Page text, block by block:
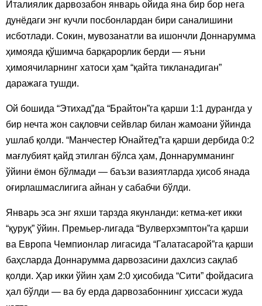
Италиялик дарвозабон январь ойида яна бир бор нега
дунёдаги энг кучли посбонлардан бири саналишини
исботлади. Сокин, мувозанатли ва ишончли Доннарумма
ҳимояда қўшимча барқарорлик берди — яъни
ҳимоячиларнинг хатоси ҳам “қайта тикланадиган”
даражага тушди.
Ой бошида “Этихад”да “Брайтон”га қарши 1:1 дурангда у
бир нечта жон сақловчи сейвлар билан жамоани ўйинда
ушлаб қолди. “Манчестер Юнайтед”га қарши дербида 0:2
мағлубият қайд этилган бўлса ҳам, Доннарумманинг
ўйини ёмон бўлмади — баъзи вазиятларда ҳисоб янада
оғирлашмаслигига айнан у сабабчи бўлди.
Январь эса энг яхши тарзда якунланди: кетма-кет икки
“қуруқ” ўйин. Премьер-лигада “Вулверхэмптон”га қарши
ва Европа Чемпионлар лигасида “Галатасарой”га қарши
баҳсларда Доннарумма дарвозасини дахлсиз сақлаб
қолди. Ҳар икки ўйин ҳам 2:0 ҳисобида “Сити” фойдасига
ҳал бўлди — ва бу ерда дарвозабоннинг ҳиссаси жуда